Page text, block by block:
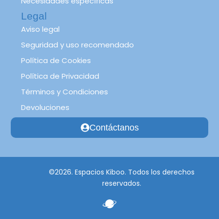
Legal
Aviso legal
Seguridad y uso recomendado
Política de Cookies
Política de Privacidad
Términos y Condiciones
Devoluciones
Contáctanos
©2026. Espacios Kiboo. Todos los derechos
reservados.